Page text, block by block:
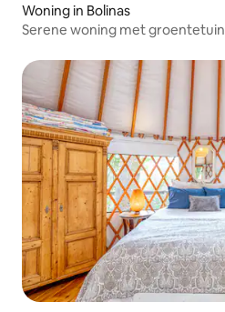
Woning in Bolinas
Serene woning met groentetuin